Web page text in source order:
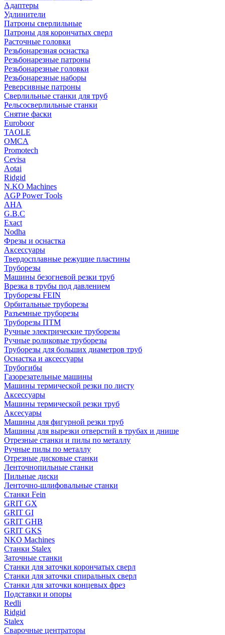
Адаптеры
Удлинители
Патроны сверлильные
Патроны для корончатых сверл
Расточные головки
Резьбонарезная оснастка
Резьбонарезные патроны
Резьбонарезные головки
Резьбонарезные наборы
Реверсивные патроны
Сверлильные станки для труб
Рельсосверлильные станки
Снятие фаски
Euroboor
TAOLE
OMCA
Promotech
Cevisa
Aotai
Ridgid
N.KO Machines
AGP Power Tools
AHA
G.B.C
Exact
Nodha
Фрезы и оснастка
Аксессуары
Твердосплавные режущие пластины
Труборезы
Машины безогневой резки труб
Врезка в трубы под давлением
Труборезы FEIN
Орбитальные труборезы
Разъемные труборезы
Труборезы ПТМ
Ручные электрические труборезы
Ручные роликовые труборезы
Труборезы для больших диаметров труб
Оснастка и аксессуары
Трубогибы
Газорезательные машины
Машины термической резки по листу
Аксессуары
Машины термической резки труб
Аксесуары
Машины для фигурной резки труб
Машины для вырезки отверстий в трубах и днище
Отрезные станки и пилы по металлу
Ручные пилы по металлу
Отрезные дисковые станки
Ленточнопильные станки
Пильные диски
Ленточно-шлифовальные станки
Станки Fein
GRIT GX
GRIT GI
GRIT GHB
GRIT GKS
NKO Machines
Станки Stalex
Заточные станки
Станки для заточки корончатых сверл
Станки для заточки спиральных сверл
Станки для заточки концевых фрез
Подставки и опоры
Redli
Ridgid
Stalex
Сварочные центраторы